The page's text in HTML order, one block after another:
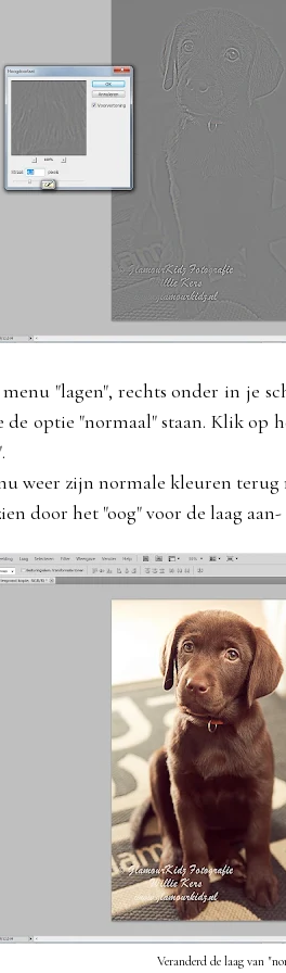
"lagen", rechts onder in je
de optie "normaal" staan. Klik
weer zijn normale kleuren terug
door het "oog" voor de laag
Veranderd de laag van